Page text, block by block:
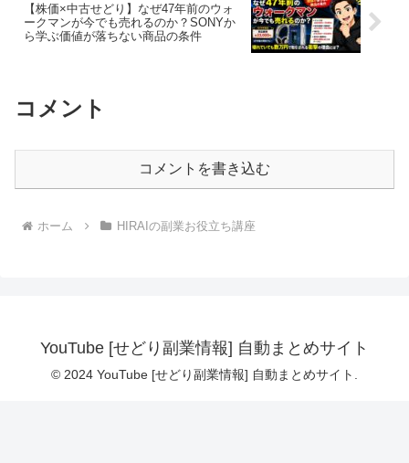
【株価×中古せどり】なぜ47年前のウォ
ークマンが今でも売れるのか？SONYか
ら学ぶ価値が落ちない商品の条件
コメント
コメントを書き込む
ホーム HIRAIの副業お役立ち講座
YouTube [せどり副業情報] 自動まとめサイト
© 2024 YouTube [せどり副業情報] 自動まとめサイト.